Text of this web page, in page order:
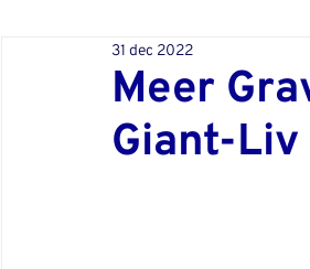
Meer
Giant-
31 dec 2022